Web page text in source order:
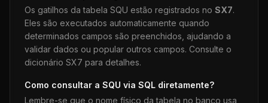
Os gatilhos da tabela SQU estão registrados no SX7.
Eles são executados automaticamente quando
determinados campos são preenchidos, ajudando a
validar dados ou popular outros campos. Consulte o
dicionário SX7 para detalhes.
Como consultar a SQU via SQL diretamente?
Lembre-se que o nome físico da tabela no banco usa